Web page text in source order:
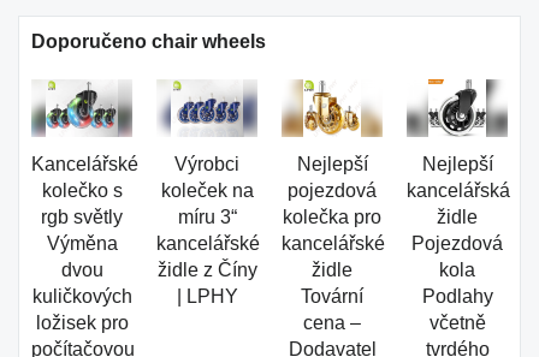
Doporučeno chair wheels
Kancelářské
kolečko s
rgb světly
Výměna
dvou
kuličkových
ložisek pro
počítačovou
Výrobci
koleček na
míru 3“
kancelářské
židle z Číny
| LPHY
Nejlepší
pojezdová
kolečka pro
kancelářské
židle
Tovární
cena –
Dodavatel
Nejlepší
kancelářská
židle
Pojezdová
kola
Podlahy
včetně
tvrdého